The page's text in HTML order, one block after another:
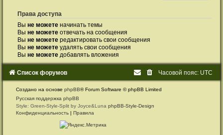
Права доступа
Выне можете начинать темы
Выне можете отвечать на сообщения
Выне можете редактировать свои сообщения
Выне можете удалять свои сообщения
Выне можете добавлять вложения
Список форумов Часовой пояс: UTC
Создано на основеphpBB® Forum Software © phpBB Limited
Русская поддержка phpBB
Style: Green-Style-Split by Joyce&LunaphpBB-Style-Design
Конфиденциальность |Правила